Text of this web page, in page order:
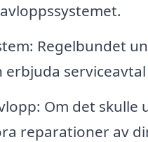
Regelbundet
Om det
reparationer av